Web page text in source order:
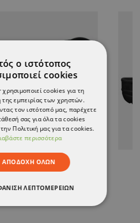
5,83 €
ο ιστότοπος
cookies
cookies για τη
της εμπειρίας των χρηστών.
τον ιστότοπό μας, παρέχετε
σας για όλα τα cookies
Πολιτική μας για τα cookies.
περισσότερα
ΑΠΟΔΟΧΉ ΌΛΩΝ
ΛΕΠΤΟΜΕΡΕΙΏΝ
ΑΠΑΡΑΊΤΗΤΑ